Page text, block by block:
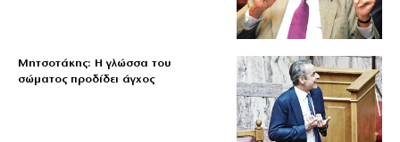
Μητσοτάκης: Η γλώσσα του
σώματος προδίδει άγχος